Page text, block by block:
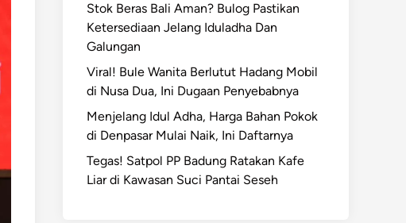
Stok Beras Bali Aman? Bulog Pastikan
Ketersediaan Jelang Iduladha Dan
Galungan
Viral! Bule Wanita Berlutut Hadang Mobil
di Nusa Dua, Ini Dugaan Penyebabnya
Menjelang Idul Adha, Harga Bahan Pokok
di Denpasar Mulai Naik, Ini Daftarnya
Tegas! Satpol PP Badung Ratakan Kafe
Liar di Kawasan Suci Pantai Seseh